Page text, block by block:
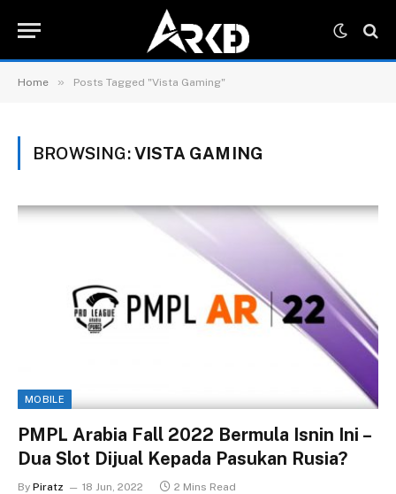
Home » Posts Tagged "Vista Gaming"
BROWSING:VISTA GAMING
MOBILE
PMPL Arabia Fall 2022 Bermula Isnin Ini –
Dua Slot Dijual Kepada Pasukan Rusia?
By Piratz 18 Jun, 2022 2 Mins Read